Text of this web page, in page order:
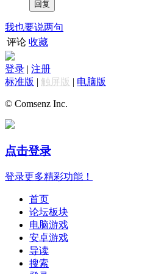
我也要说两句
评论 收藏
登录 | 注册
标准版 | 触屏版 | 电脑版
© Comsenz Inc.
点击登录
登录更多精彩功能！
首页
论坛板块
电脑游戏
安卓游戏
导读
搜索